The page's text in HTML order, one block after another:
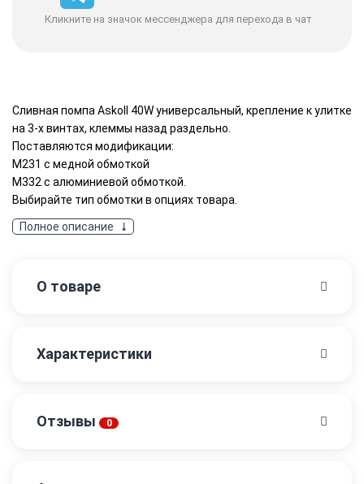
Кликните на значок мессенджера для перехода в чат
Сливная помпа Askoll 40W универсальный, крепление к улитке
на 3-х винтах, клеммы назад раздельно.
Поставляются модификации:
M231 с медной обмоткой
M332 с алюминиевой обмоткой.
Выбирайте тип обмотки в опциях товара.
Полное описание
О товаре
Характеристики
Отзывы 0